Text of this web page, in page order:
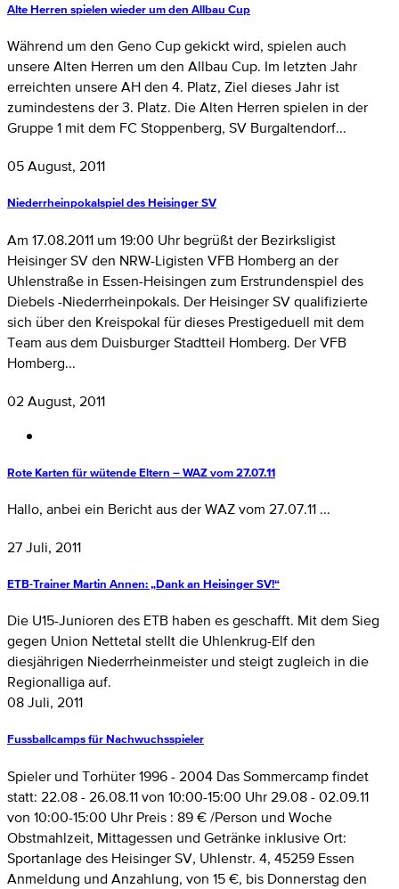
Alte Herren spielen wieder um den Allbau Cup
Während um den Geno Cup gekickt wird, spielen auch
unsere Alten Herren um den Allbau Cup. Im letzten Jahr
erreichten unsere AH den 4. Platz, Ziel dieses Jahr ist
zumindestens der 3. Platz. Die Alten Herren spielen in der
Gruppe 1 mit dem FC Stoppenberg, SV Burgaltendorf...
05 August, 2011
Niederrheinpokalspiel des Heisinger SV
Am 17.08.2011 um 19:00 Uhr begrüßt der Bezirksligist
Heisinger SV den NRW-Ligisten VFB Homberg an der
Uhlenstraße in Essen-Heisingen zum Erstrundenspiel des
Diebels -Niederrheinpokals. Der Heisinger SV qualifizierte
sich über den Kreispokal für dieses Prestigeduell mit dem
Team aus dem Duisburger Stadtteil Homberg. Der VFB
Homberg...
02 August, 2011
Rote Karten für wütende Eltern – WAZ vom 27.07.11
Hallo, anbei ein Bericht aus der WAZ vom 27.07.11 ...
27 Juli, 2011
ETB-Trainer Martin Annen: „Dank an Heisinger SV!“
Die U15-Junioren des ETB haben es geschafft. Mit dem Sieg
gegen Union Nettetal stellt die Uhlenkrug-Elf den
diesjährigen Niederrheinmeister und steigt zugleich in die
Regionalliga auf.
08 Juli, 2011
Fussballcamps für Nachwuchsspieler
Spieler und Torhüter 1996 - 2004 Das Sommercamp findet
statt: 22.08 - 26.08.11 von 10:00-15:00 Uhr 29.08 - 02.09.11
von 10:00-15:00 Uhr Preis : 89 € /Person und Woche
Obstmahlzeit, Mittagessen und Getränke inklusive Ort:
Sportanlage des Heisinger SV, Uhlenstr. 4, 45259 Essen
Anmeldung und Anzahlung, von 15 €, bis Donnerstag den